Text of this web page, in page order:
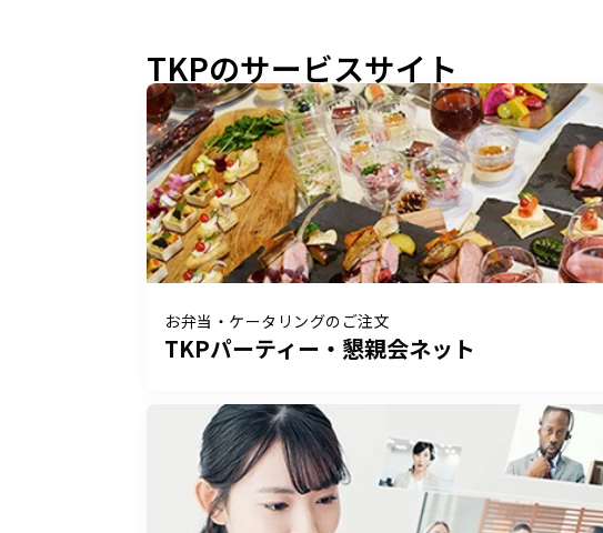
TKPのサービスサイト
お弁当・ケータリングのご注文
TKPパーティー・懇親会ネット